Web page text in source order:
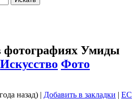
фотографиях Умиды
Искусство Фото
назад) | Добавить в закладки | EC